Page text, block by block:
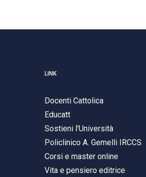
LINK
Docenti Cattolica
Educatt
Sostieni l'Università
Policlinico A. Gemelli IRCCS
Corsi e master online
Vita e pensiero editrice